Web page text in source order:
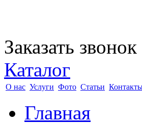
Заказать звонок
Каталог
О нас Услуги Фото Статьи
Главная